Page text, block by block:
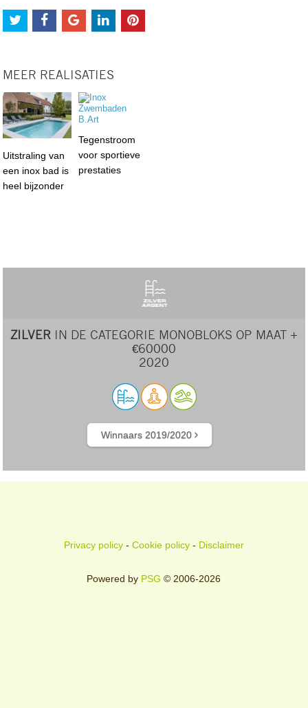
MEER REALISATIES
Uitstraling van
een inox bad is
heel bijzonder
Tegenstroom
voor sportieve
prestaties
ZILVER IN DE CATEGORIE MONOBLOKS OP MAAT +
€60000
2020
Winnaars 2019/2020
Privacy policy- Cookie policy- Disclaimer
Powered by PSG © 2006-2026